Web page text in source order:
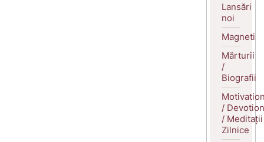
Lansări
noi
Magneti
Mărturii
/
Biografii
/
/ Meditații
Zilnice